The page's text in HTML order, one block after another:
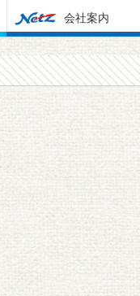
会社案内